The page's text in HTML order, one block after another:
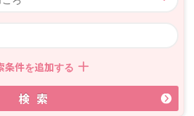
条件を追加する
検索